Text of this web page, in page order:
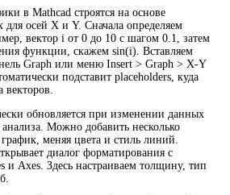
в Mathcad строятся на основе
для осей X и Y. Сначала определяем
вектор i от 0 до 10 с шагом 0.1, затем
функции, скажем sin(i). Вставляем
Graph или меню Insert > Graph > X-Y
подставит placeholders, куда
обновляется при изменении данных
Можно добавить несколько
меняя цвета и стиль линий.
диалог форматирования с
и Axes. Здесь настраиваем толщину, тип